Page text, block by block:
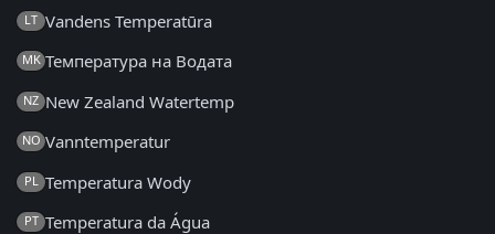
LT Vandens Temperatūra
MK Температура на Водата
NZ New Zealand Watertemp
NO Vanntemperatur
PL Temperatura Wody
PT Temperatura da Água